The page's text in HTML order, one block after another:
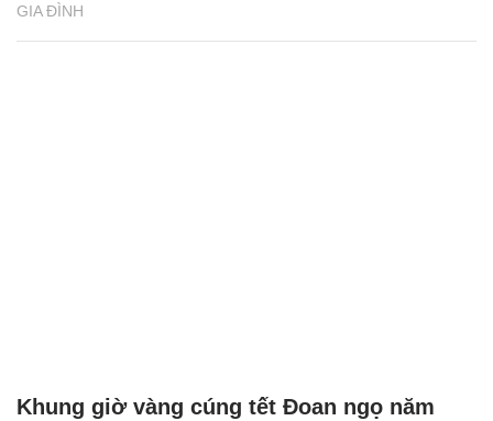
GIA ĐÌNH
Khung giờ vàng cúng tết Đoan ngọ năm